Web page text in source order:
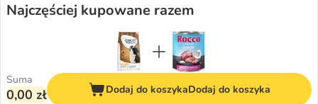
Najczęściej kupowane razem
Suma
0,00 zł Dodaj do koszykaDodaj do koszyka